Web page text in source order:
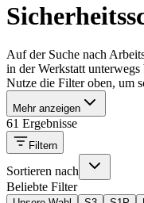
Auf der Suche nach
in der Werkstatt unterwegs
Nutze die Filter oben, um
Mehr anzeigen
61 Ergebnisse
Filtern
Sortieren nach
Beliebte Filter